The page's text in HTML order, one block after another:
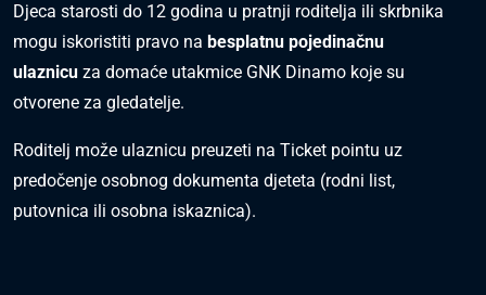
Djeca starosti do 12 godina u pratnji roditelja ili skrbnika
mogu iskoristiti pravo na besplatnu pojedinačnu
ulaznicu za domaće utakmice GNK Dinamo koje su
otvorene za gledatelje.
Roditelj može ulaznicu preuzeti na Ticket pointu uz
predočenje osobnog dokumenta djeteta (rodni list,
putovnica ili osobna iskaznica).